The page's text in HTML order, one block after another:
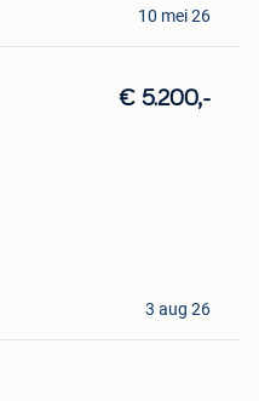
10 mei 26
€ 5.200,-
3 aug 26